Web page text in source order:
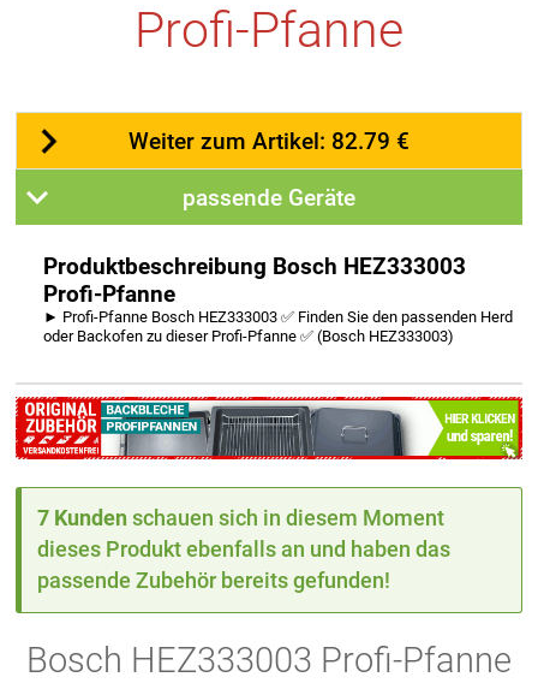
Profi-Pfanne
Weiter zum Artikel: 82.79 €
passende Geräte
Produktbeschreibung Bosch HEZ333003
Profi-Pfanne
► Profi-Pfanne Bosch HEZ333003 ✅ Finden Sie den passenden Herd
oder Backofen zu dieser Profi-Pfanne ✅ (Bosch HEZ333003)
7 Kunden schauen sich in diesem Moment
dieses Produkt ebenfalls an und haben das
passende Zubehör bereits gefunden!
Bosch HEZ333003 Profi-Pfanne